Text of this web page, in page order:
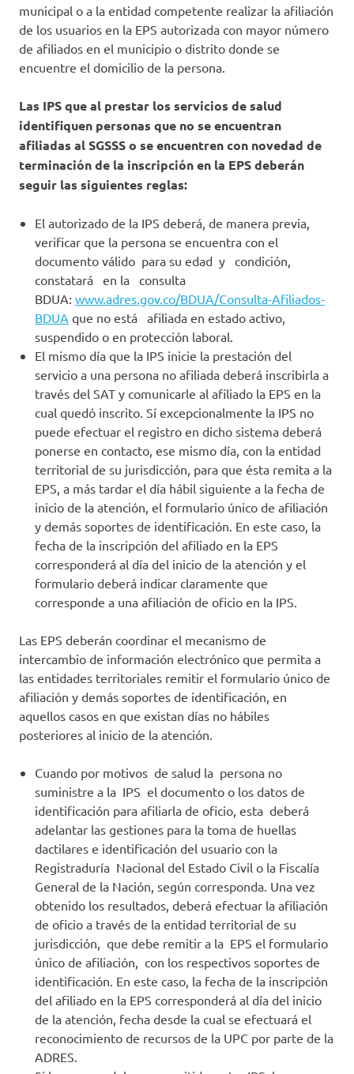
municipal o a la entidad competente realizar la afiliación
de los usuarios en la EPS autorizada con mayor número
de afiliados en el municipio o distrito donde se
encuentre el domicilio de la persona.
Las IPS que al prestar los servicios de salud
identifiquen personas que no se encuentran
afiliadas al SGSSS o se encuentren con novedad de
terminación de la inscripción en la EPS deberán
seguir las siguientes reglas:
El autorizado de la IPS deberá, de manera previa,
verificar que la persona se encuentra con el
documento válido para su edad y condición,
constatará en la consulta
BDUA: www.adres.gov.co/BDUA/Consulta-Afiliados-
BDUA que no está afiliada en estado activo,
suspendido o en protección laboral.
El mismo día que la IPS inicie la prestación del
servicio a una persona no afiliada deberá inscribirla a
través del SAT y comunicarle al afiliado la EPS en la
cual quedó inscrito. Sí excepcionalmente la IPS no
puede efectuar el registro en dicho sistema deberá
ponerse en contacto, ese mismo día, con la entidad
territorial de su jurisdicción, para que ésta remita a la
EPS, a más tardar el día hábil siguiente a la fecha de
inicio de la atención, el formulario único de afiliación
y demás soportes de identificación. En este caso, la
fecha de la inscripción del afiliado en la EPS
corresponderá al día del inicio de la atención y el
formulario deberá indicar claramente que
corresponde a una afiliación de oficio en la IPS.
Las EPS deberán coordinar el mecanismo de
intercambio de información electrónico que permita a
las entidades territoriales remitir el formulario único de
afiliación y demás soportes de identificación, en
aquellos casos en que existan días no hábiles
posteriores al inicio de la atención.
Cuando por motivos de salud la persona no
suministre a la IPS el documento o los datos de
identificación para afiliarla de oficio, esta deberá
adelantar las gestiones para la toma de huellas
dactilares e identificación del usuario con la
Registraduría Nacional del Estado Civil o la Fiscalía
General de la Nación, según corresponda. Una vez
obtenido los resultados, deberá efectuar la afiliación
de oficio a través de la entidad territorial de su
jurisdicción, que debe remitir a la EPS el formulario
único de afiliación, con los respectivos soportes de
identificación. En este caso, la fecha de la inscripción
del afiliado en la EPS corresponderá al día del inicio
de la atención, fecha desde la cual se efectuará el
reconocimiento de recursos de la UPC por parte de la
ADRES.